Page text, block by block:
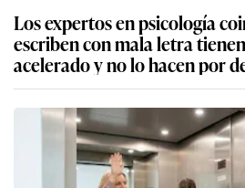
Los expertos en psicología
escriben con mala letra
acelerado y no lo hacen por